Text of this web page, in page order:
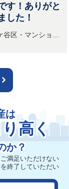
す！ありがと
した！
区・マンション
は
高く
か？
満足いただけない
終了していただい